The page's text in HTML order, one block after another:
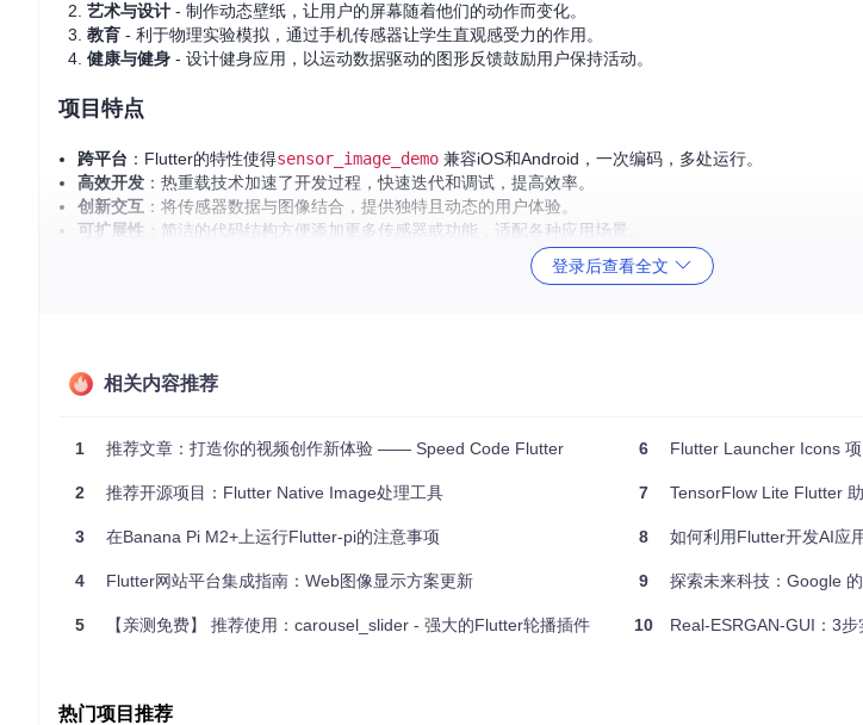
艺术与设计 - 制作动态壁纸，让用户的屏幕随着他们的动作而变化。
教育 - 利于物理实验模拟，通过手机传感器让学生直观感受力的作用。
健康与健身 - 设计健身应用，以运动数据驱动的图形反馈鼓励用户保持活动。
项目特点
跨平台 ：Flutter的特性使得sensor_image_demo 兼容iOS和Android，一次编码，多处运行。
高效开发 ：热重载技术加速了开发过程，快速迭代和调试，提高效率。
创新交互 ：将传感器数据与图像结合，提供独特且动态的用户体验。
可扩展性 ：简洁的代码结构方便添加更多传感器或功能，适配各种应用场景。
：Flutter拥有庞大的社区支持，教程、文档、示例丰富，学习曲线平缓。
开始你的第一个Flutter应用
Flutter官方文档
登录后查看全文
相关内容推荐
1 推荐文章：打造你的视频创作新体验 —— Speed Code Flutter
2 推荐开源项目：Flutter Native Image处理工具
3 在Banana Pi M2+上运行Flutter-pi的注意事项
4 Flutter网站平台集成指南：Web图像显示方案更新
5 【亲测免费】 推荐使用：carousel_slider - 强大的Flutter轮播插件
6 Flutter Launcher Icons
7 TensorFlow Lite Flutter 助
8 如何利用Flutter开发AI应
9 探索未来科技：Google
10 Real-ESRGAN-GUI：3
热门项目推荐